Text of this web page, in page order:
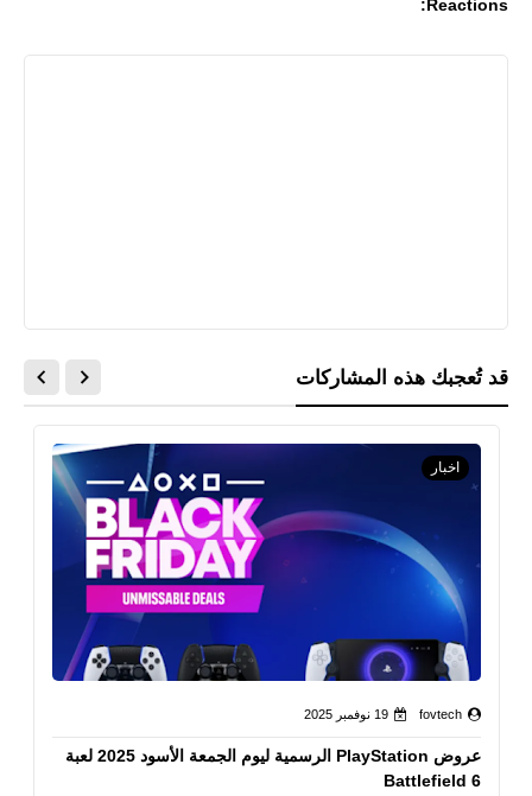
Reactions:
قد تُعجبك هذه المشاركات
اخبار
fovtech 19 نوفمبر 2025
عروض PlayStation الرسمية ليوم الجمعة الأسود 2025 لعبة
Battlefield 6